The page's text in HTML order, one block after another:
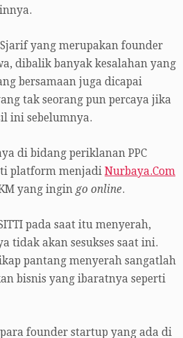
yang merupakan founder
dibalik banyak kesalahan yang
bersamaan juga dicapai
tak seorang pun percaya jika
ini sebelumnya.
di bidang periklanan PPC
platform menjadi Nurbaya.Com
yang ingin go online.
pada saat itu menyerah,
tidak akan sesukses saat ini.
pantang menyerah sangatlah
bisnis yang ibaratnya seperti
founder startup yang ada di